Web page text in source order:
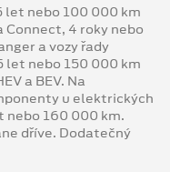
let nebo 100 000 km
Connect, 4 roky nebo
a vozy řady
let nebo 150 000 km
a BEV. Na
u elektrických
nebo 160 000 km.
dříve. Dodatečný